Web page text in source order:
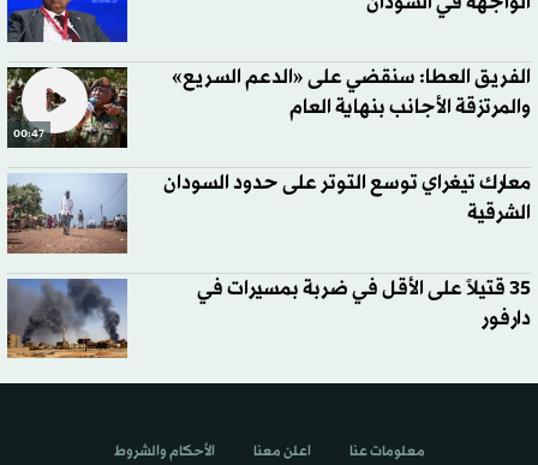
00:47
الفريق العطا: سنقضي على «الدعم السريع»
والمرتزقة الأجانب بنهاية العام
معارك تيغراي توسع التوتر على حدود السودان
الشرقية
35 قتيلاً على الأقل في ضربة بمسيرات في
دارفور
معلومات عنا اعلن معنا الأحكام والشروط